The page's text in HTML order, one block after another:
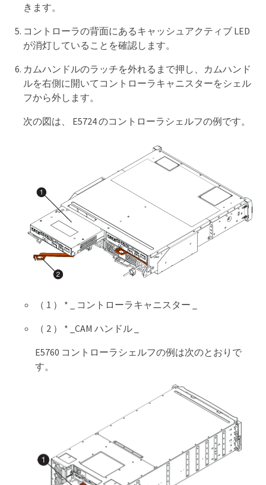
きます。
コントローラの背面にあるキャッシュアクティブ LED
が消灯していることを確認します。
カムハンドルのラッチを外れるまで押し、カムハンド
ルを右側に開いてコントローラキャニスターをシェル
フから外します。
次の図は、 E5724 のコントローラシェルフの例です。
（ 1 ） * _ コントローラキャニスター _
（ 2 ） * _CAM ハンドル _
E5760 コントローラシェルフの例は次のとおりで
す。